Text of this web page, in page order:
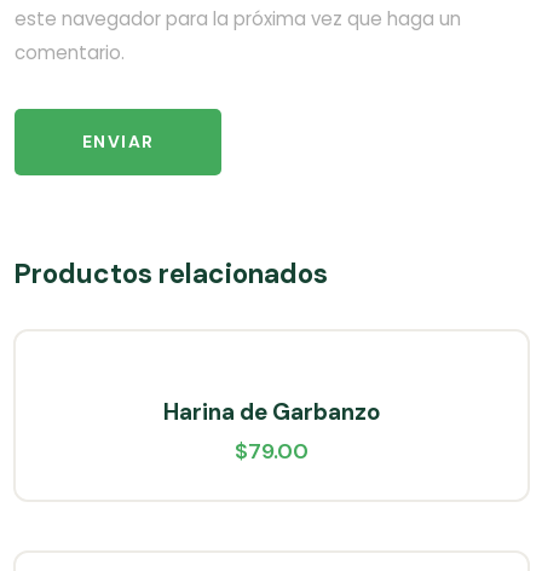
este navegador para la próxima vez que haga un
comentario.
Productos relacionados
Harina de Garbanzo
$79.00